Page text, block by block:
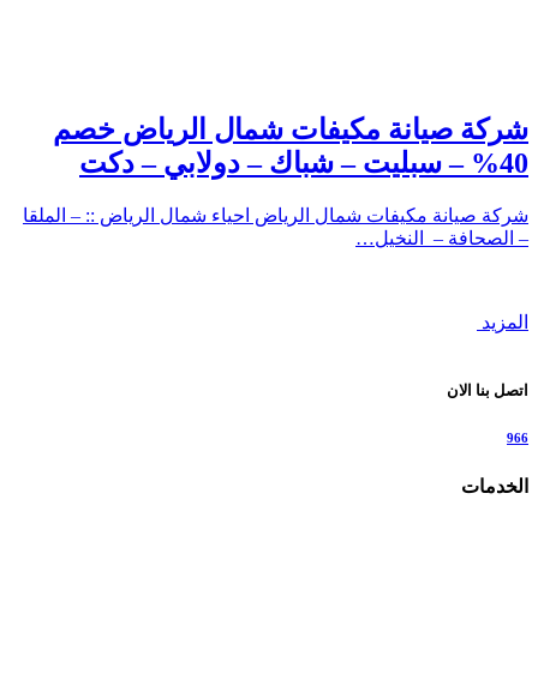
شركة صيانة مكيفات شمال الرياض خصم
40% – سبليت – شباك – دولابي – دكت
شركة صيانة مكيفات شمال الرياض احياء شمال الرياض :: – الملقا
– الصحافة – النخيل…
المزيد
اتصل بنا الان
966
الخدمات